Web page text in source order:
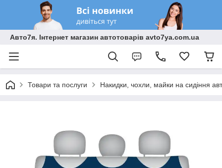
Авто7я. Інтернет магазин автотоварів avto7ya.com.ua
Товари та послуги Накидки, чохли, майки на сидіння